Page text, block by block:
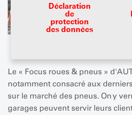
Déclaration
de
protection
des données
Le « Focus roues & pneus »
notamment consacré aux
sur le marché des pneus. On y
garages peuvent servir leurs